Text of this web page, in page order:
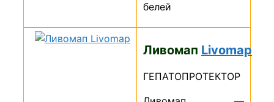
белей
Ливомап Livomap
ГЕПАТОПРОТЕКТОР